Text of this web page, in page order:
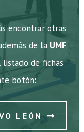
encontrar otras
de la UMF
listado de fichas
botón:
LEÓN